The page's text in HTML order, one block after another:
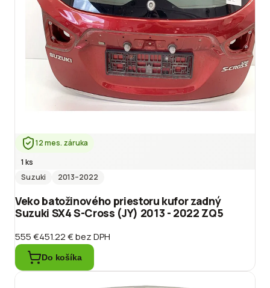
12 mes. záruka
1 ks
Suzuki
2013–2022
Veko batožinového priestoru kufor zadný
Suzuki SX4 S-Cross (JY) 2013 - 2022 ZQ5
555 €451.22 €bez DPH
Do košíka